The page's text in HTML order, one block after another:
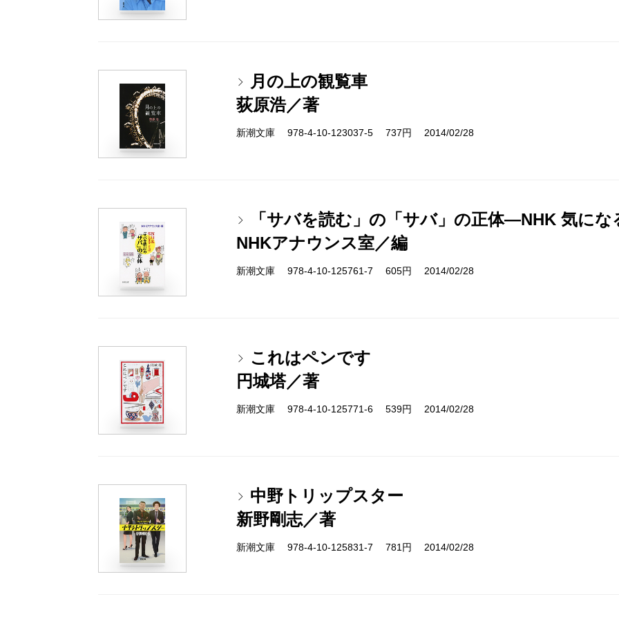
月の上の観覧車
荻原浩／著
新潮文庫 978-4-10-123037-5 737円 2014/02/28
「サバを読む」の「サバ」の正体―NHK 気に
NHKアナウンス室／編
新潮文庫 978-4-10-125761-7 605円 2014/02/28
これはペンです
円城塔／著
新潮文庫 978-4-10-125771-6 539円 2014/02/28
中野トリップスター
新野剛志／著
新潮文庫 978-4-10-125831-7 781円 2014/02/28